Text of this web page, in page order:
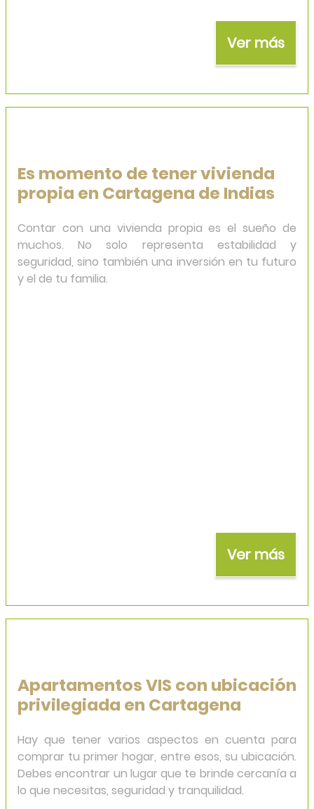
Es momento de tener vivienda
propia en Cartagena de Indias
Contar con una vivienda propia es el sueño de
muchos. No solo representa estabilidad y
seguridad, sino también una inversión en tu futuro
y el de tu familia.
Apartamentos VIS con ubicación
privilegiada en Cartagena
Hay que tener varios aspectos en cuenta para
comprar tu primer hogar, entre esos, su ubicación.
Debes encontrar un lugar que te brinde cercanía a
lo que necesitas, seguridad y tranquilidad.